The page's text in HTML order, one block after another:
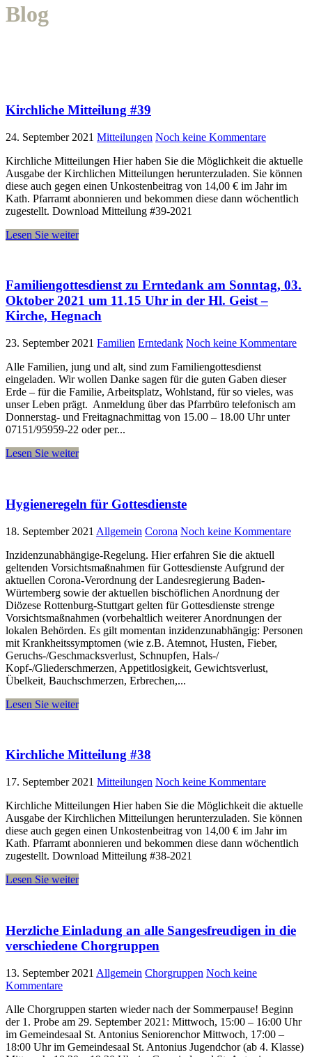
Blog
Kirchliche Mitteilung #39
24. September 2021 Mitteilungen Noch keine Kommentare
Kirchliche Mitteilungen Hier haben Sie die Möglichkeit die aktuelle
Ausgabe der Kirchlichen Mitteilungen herunterzuladen. Sie können
diese auch gegen einen Unkostenbeitrag von 14,00 € im Jahr im
Kath. Pfarramt abonnieren und bekommen diese dann wöchentlich
zugestellt. Download Mitteilung #39-2021
Lesen Sie weiter
Familiengottesdienst zu Erntedank am Sonntag, 03.
Oktober 2021 um 11.15 Uhr in der Hl. Geist –
Kirche, Hegnach
23. September 2021 Familien Erntedank Noch keine Kommentare
Alle Familien, jung und alt, sind zum Familiengottesdienst
eingeladen. Wir wollen Danke sagen für die guten Gaben dieser
Erde – für die Familie, Arbeitsplatz, Wohlstand, für so vieles, was
unser Leben prägt. Anmeldung über das Pfarrbüro telefonisch am
Donnerstag- und Freitagnachmittag von 15.00 – 18.00 Uhr unter
07151/95959-22 oder per...
Lesen Sie weiter
Hygieneregeln für Gottesdienste
18. September 2021 Allgemein Corona Noch keine Kommentare
Inzidenzunabhängige-Regelung. Hier erfahren Sie die aktuell
geltenden Vorsichtsmaßnahmen für Gottesdienste Aufgrund der
aktuellen Corona-Verordnung der Landesregierung Baden-
Würtemberg sowie der aktuellen bischöflichen Anordnung der
Diözese Rottenburg-Stuttgart gelten für Gottesdienste strenge
Vorsichtsmaßnahmen (vorbehaltlich weiterer Anordnungen der
lokalen Behörden. Es gilt momentan inzidenzunabhängig: Personen
mit Krankheitssymptomen (wie z.B. Atemnot, Husten, Fieber,
Geruchs-/Geschmacksverlust, Schnupfen, Hals-/
Kopf-/Gliederschmerzen, Appetitlosigkeit, Gewichtsverlust,
Übelkeit, Bauchschmerzen, Erbrechen,...
Lesen Sie weiter
Kirchliche Mitteilung #38
17. September 2021 Mitteilungen Noch keine Kommentare
Kirchliche Mitteilungen Hier haben Sie die Möglichkeit die aktuelle
Ausgabe der Kirchlichen Mitteilungen herunterzuladen. Sie können
diese auch gegen einen Unkostenbeitrag von 14,00 € im Jahr im
Kath. Pfarramt abonnieren und bekommen diese dann wöchentlich
zugestellt. Download Mitteilung #38-2021
Lesen Sie weiter
Herzliche Einladung an alle Sangesfreudigen in die
verschiedene Chorgruppen
13. September 2021 Allgemein Chorgruppen Noch keine
Kommentare
Alle Chorgruppen starten wieder nach der Sommerpause! Beginn
der 1. Probe am 29. September 2021: Mittwoch, 15:00 – 16:00 Uhr
im Gemeindesaal St. Antonius Seniorenchor Mittwoch, 17:00 –
18:00 Uhr im Gemeindesaal St. Antonius Jugendchor (ab 4. Klasse)